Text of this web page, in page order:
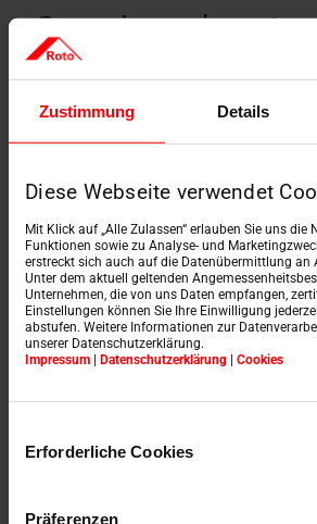
Zustimmung Details
Diese Webseite verwendet
Mit Klick auf „Alle Zulassen“ erlauben Sie uns
Funktionen sowie zu Analyse- und
erstreckt sich auch auf die Datenübermittlung an
Unter dem aktuell geltenden
Unternehmen, die von uns Daten empfangen,
Einstellungen können Sie Ihre Einwilligung
abstufen. Weitere Informationen zur
unserer Datenschutzerklärung.
Impressum | Datenschutzerklärung | Cookies
Erforderliche Cookies
Präferenzen
Seminar
EUR incl. maaltijden plus BTW
inbegrepen)
Afspraak
AANHEF*